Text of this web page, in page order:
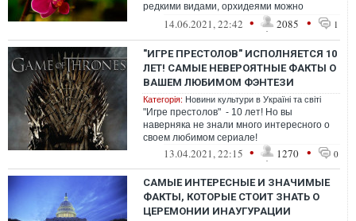
редкими видами, орхидеями можно
любоваться по всему миру.
14.06.2021, 22:42 • 2085 • 1
"ИГРЕ ПРЕСТОЛОВ" ИСПОЛНЯЕТСЯ 10
ЛЕТ! САМЫЕ НЕВЕРОЯТНЫЕ ФАКТЫ О
ВАШЕМ ЛЮБИМОМ ФЭНТЕЗИ
Категорія: Новини культури в Україні та світі
"Игре престолов" - 10 лет! Но вы
наверняка не знали много интересного о
своем любимом сериале!
13.04.2021, 22:15 • 1270 • 0
САМЫЕ ИНТЕРЕСНЫЕ И ЗНАЧИМЫЕ
ФАКТЫ, КОТОРЫЕ СТОИТ ЗНАТЬ О
ЦЕРЕМОНИИ ИНАУГУРАЦИИ